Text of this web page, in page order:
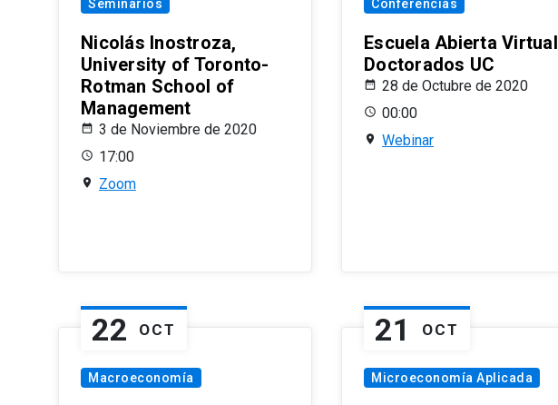
Seminarios
Nicolás Inostroza,
University of Toronto-
Rotman School of
Management
3 de Noviembre de 2020
17:00
Zoom
Conferencias
Escuela Abierta Virtual
Doctorados UC
28 de Octubre de 2020
00:00
Webinar
22 OCT
Macroeconomía
21 OCT
Microeconomía Aplicada